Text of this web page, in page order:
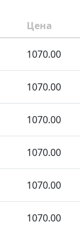
Цена
1070.00
1070.00
1070.00
1070.00
1070.00
1070.00